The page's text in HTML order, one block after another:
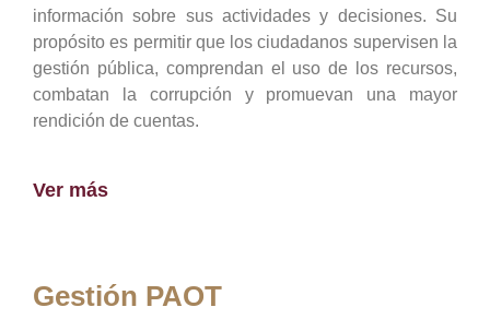
información sobre sus actividades y decisiones. Su
propósito es permitir que los ciudadanos supervisen la
gestión pública, comprendan el uso de los recursos,
combatan la corrupción y promuevan una mayor
rendición de cuentas.
Ver más
Gestión PAOT